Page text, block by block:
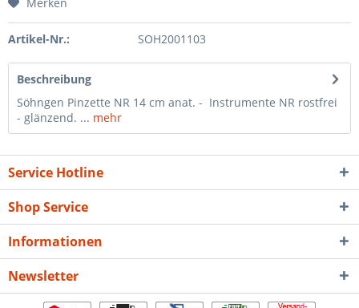
Artikel-Nr.: SOH2001103
Beschreibung
Söhngen Pinzette NR 14 cm anat. - Instrumente NR rostfrei
- glänzend. ... mehr
Service Hotline
Shop Service
Informationen
Newsletter